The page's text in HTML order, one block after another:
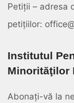
Petiții – adresa
petițiilor:
Institutul
Minorităţilor
Abonați-vă la